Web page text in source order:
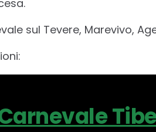
sul Tevere, Marevivo,
Carnevale